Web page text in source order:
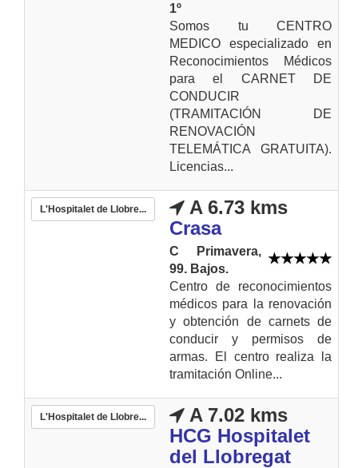
1º
Somos tu CENTRO
MEDICO especializado en
Reconocimientos Médicos
para el CARNET DE
CONDUCIR
(TRAMITACIÓN DE
RENOVACIÓN
TELEMÁTICA GRATUITA).
Licencias...
L'Hospitalet de Llobre...
A 6.73 kms
Crasa
C Primavera,
99. Bajos.
Centro de reconocimientos
médicos para la renovación
y obtención de carnets de
conducir y permisos de
armas. El centro realiza la
tramitación Online...
L'Hospitalet de Llobre...
A 7.02 kms
HCG Hospitalet
del Llobregat